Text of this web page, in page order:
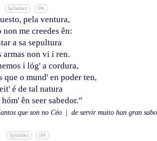
Syllables IPA
pela ventura,
non me creedes ên:
a sa sepultura
armas non vi i ren.
i lóg' a cordura,
que o mund' en poder ten,
é de tal natura
ên seer sabedor.”
que son no Céo de servir muito han gran
Syllables IPA